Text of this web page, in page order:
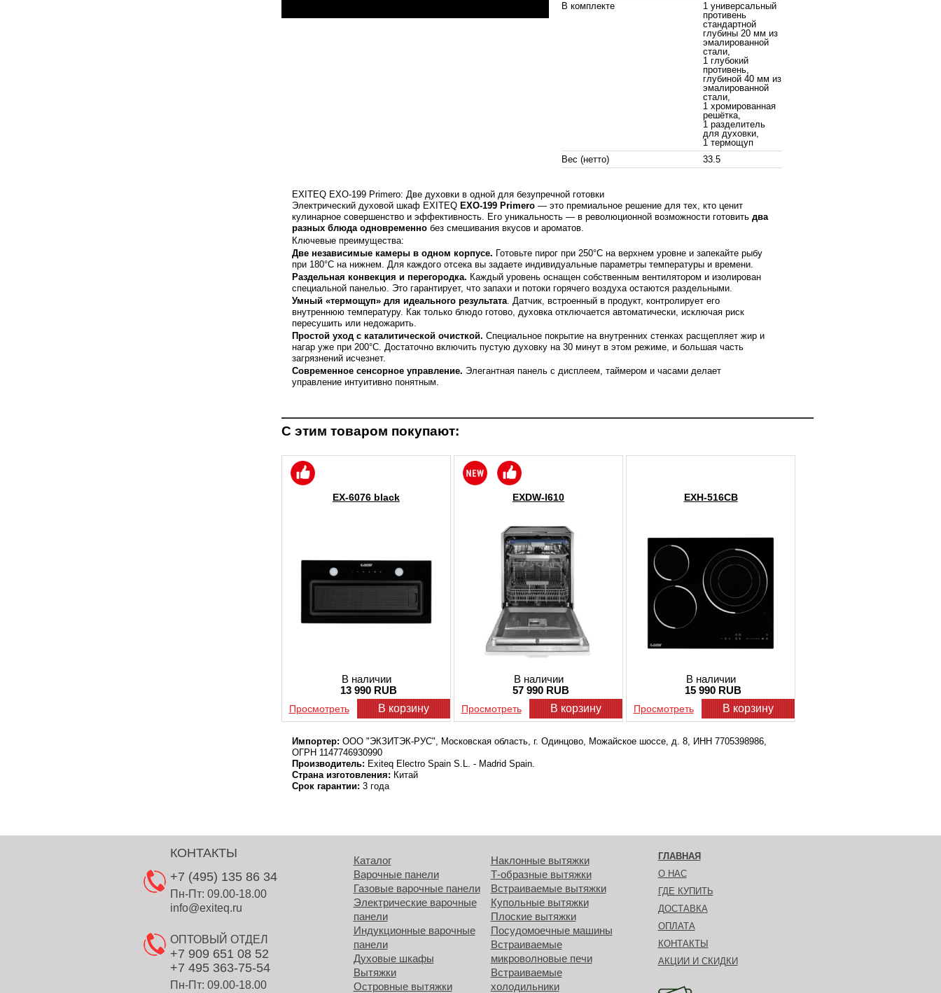
В комплекте
1 универсальный
противень
стандартной
глубины 20 мм из
эмалированной
стали,
1 глубокий
противень,
глубиной 40 мм из
эмалированной
стали,
1 хромированная
решётка,
1 разделитель
для духовки,
1 термощуп
Вес (нетто)
33.5
EXITEQ EXO-199 Primero: Две духовки в одной для безупречной готовки
Электрический духовой шкаф EXITEQ EXO-199 Primero — это премиальное решение для тех, кто ценит
кулинарное совершенство и эффективность. Его уникальность — в революционной возможности готовить два
разных блюда одновременно без смешивания вкусов и ароматов.
Ключевые преимущества:
Две независимые камеры в одном корпусе. Готовьте пирог при 250°C на верхнем уровне и запекайте рыбу
при 180°C на нижнем. Для каждого отсека вы задаете индивидуальные параметры температуры и времени.
Раздельная конвекция и перегородка. Каждый уровень оснащен собственным вентилятором и изолирован
специальной панелью. Это гарантирует, что запахи и потоки горячего воздуха остаются раздельными.
Умный «термощуп» для идеального результата. Датчик, встроенный в продукт, контролирует его
внутреннюю температуру. Как только блюдо готово, духовка отключается автоматически, исключая риск
пересушить или недожарить.
Простой уход с каталитической очисткой. Специальное покрытие на внутренних стенках расщепляет жир и
нагар уже при 200°C. Достаточно включить пустую духовку на 30 минут в этом режиме, и большая часть
загрязнений исчезнет.
Современное сенсорное управление. Элегантная панель с дисплеем, таймером и часами делает
управление интуитивно понятным.
С этим товаром покупают:
EX-6076 black
В наличии
13 990 RUB
Просмотреть В корзину
EXDW-I610
В наличии
57 990 RUB
Просмотреть В корзину
EXH-516CB
В наличии
15 990 RUB
Просмотреть В корзину
Импортер: ООО "ЭКЗИТЭК-РУС", Московская область, г. Одинцово, Можайское шоссе, д. 8, ИНН 7705398986,
ОГРН 1147746930990
Производитель: Exiteq Electro Spain S.L. - Madrid Spain.
Страна изготовления: Китай
Срок гарантии: 3 года
КОНТАКТЫ
+7 (495) 135 86 34
Пн-Пт: 09.00-18.00
info@exiteq.ru
ОПТОВЫЙ ОТДЕЛ
+7 909 651 08 52
+7 495 363-75-54
Пн-Пт: 09.00-18.00
Каталог
Варочные панели
Газовые варочные панели
Электрические варочные
панели
Индукционные варочные
панели
Духовые шкафы
Вытяжки
Островные вытяжки
Наклонные вытяжки
Т-образные вытяжки
Встраиваемые вытяжки
Купольные вытяжки
Плоские вытяжки
Посудомоечные машины
Встраиваемые
микроволновые печи
Встраиваемые
холодильники
ГЛАВНАЯ
О НАС
ГДЕ КУПИТЬ
ДОСТАВКА
ОПЛАТА
КОНТАКТЫ
АКЦИИ И СКИДКИ